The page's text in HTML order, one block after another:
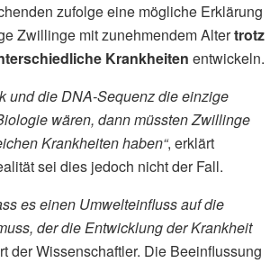
zufolge eine mögliche Erklärung
Zwillinge mit zunehmendem Altertrotz
Krankheiten entwickeln.
und die DNA-Sequenz die einzige
wären, dann müssten Zwillinge
Krankheiten haben“, erklärt
sei dies jedoch nicht der Fall.
es einen Umwelteinfluss auf die
der die Entwicklung der Krankheit
der Wissenschaftler. Die Beeinflussung